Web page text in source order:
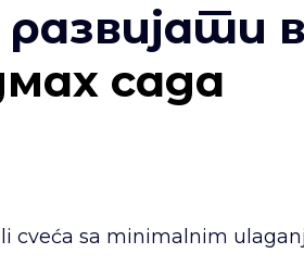
сада
cveća sa minimalnim